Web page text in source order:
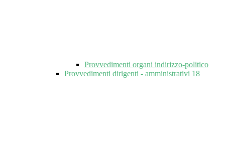
Provvedimenti organi indirizzo-politico
Provvedimenti dirigenti - amministrativi 18